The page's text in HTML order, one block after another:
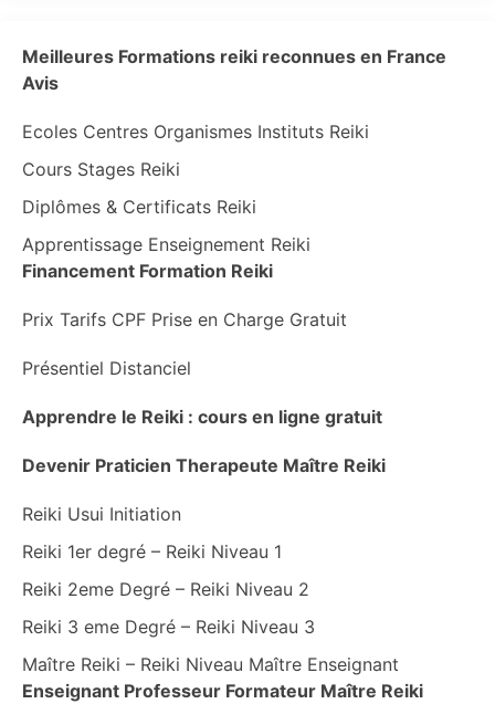
Meilleures Formations reiki reconnues en France
Avis
Ecoles Centres Organismes Instituts Reiki
Cours Stages Reiki
Diplômes & Certificats Reiki
Apprentissage Enseignement Reiki
Financement Formation Reiki
Prix Tarifs CPF Prise en Charge Gratuit
Présentiel Distanciel
Apprendre le Reiki : cours en ligne gratuit
Devenir Praticien Therapeute Maître Reiki
Reiki Usui Initiation
Reiki 1er degré – Reiki Niveau 1
Reiki 2eme Degré – Reiki Niveau 2
Reiki 3 eme Degré – Reiki Niveau 3
Maître Reiki – Reiki Niveau Maître Enseignant
Enseignant Professeur Formateur Maître Reiki